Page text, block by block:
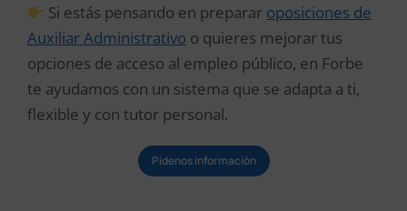
Si estás pensando en preparar oposiciones de
Auxiliar Administrativo o quieres mejorar tus
opciones de acceso al empleo público, en Forbe
te ayudamos con un sistema que se adapta a ti,
flexible y con tutor personal.
Pídenos información